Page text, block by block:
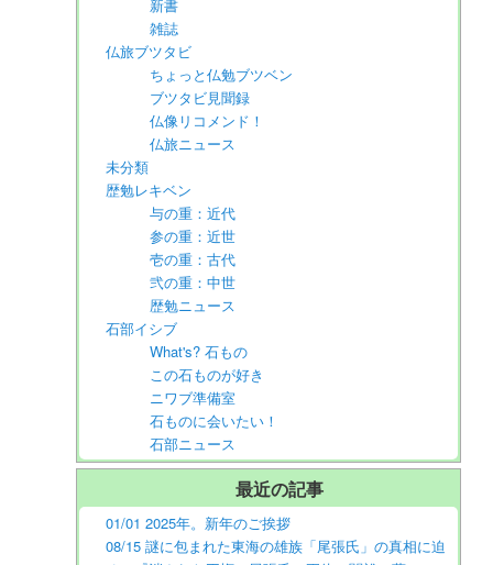
新書
雑誌
仏旅ブツタビ
ちょっと仏勉ブツベン
ブツタビ見聞録
仏像リコメンド！
仏旅ニュース
未分類
歴勉レキベン
与の重：近代
参の重：近世
壱の重：古代
弐の重：中世
歴勉ニュース
石部イシブ
What's? 石もの
この石ものが好き
ニワブ準備室
石ものに会いたい！
石部ニュース
最近の記事
01/01 2025年。新年のご挨拶
08/15 謎に包まれた東海の雄族「尾張氏」の真相に迫